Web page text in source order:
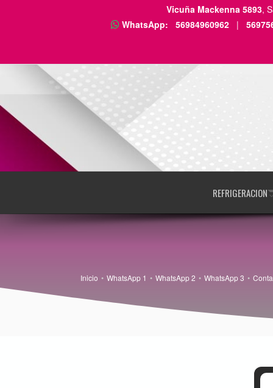
Vicuña Mackenna 5893,
WhatsApp:
56984960962 |
REFRIGERACION
Inicio WhatsApp 1 WhatsApp 2 WhatsApp 3